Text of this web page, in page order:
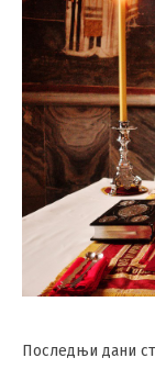
Последњи дани